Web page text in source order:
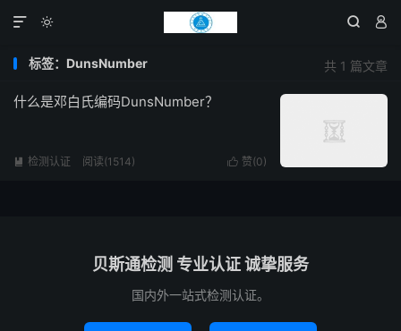
  

共 1 篇文章
标签：DunsNumber
什么是邓白氏编码DunsNumber？
 赞(0)
 检测认证 阅读(1514)
贝斯通检测 专业认证 诚挚服务
国内外一站式检测认证。